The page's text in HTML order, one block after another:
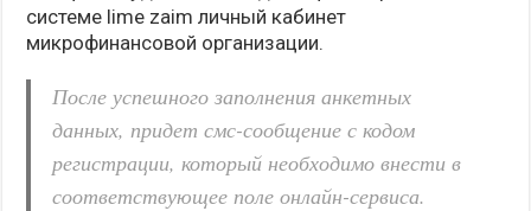
системе lime zaim личный кабинет
микрофинансовой организации.
После успешного заполнения анкетных
данных, придет смс-сообщение с кодом
регистрации, который необходимо внести в
соответствующее поле онлайн-сервиса.